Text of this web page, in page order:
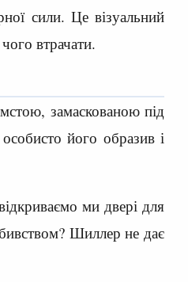
сили. Це візуальний
втрачати.
замаскованою під
його образив і
ми двері для
Шиллер не дає